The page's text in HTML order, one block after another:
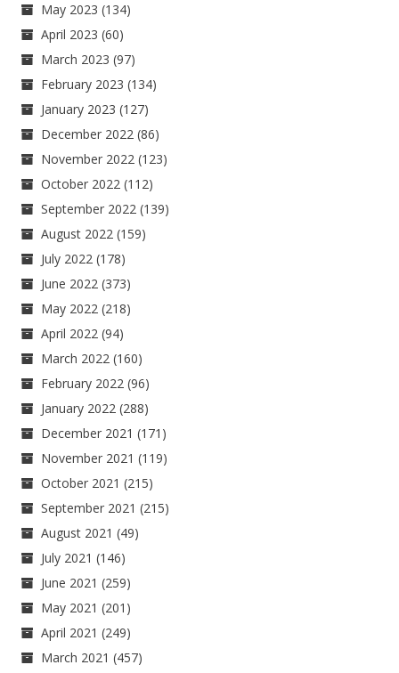
May 2023 (134)
April 2023 (60)
March 2023 (97)
February 2023 (134)
January 2023 (127)
December 2022 (86)
November 2022 (123)
October 2022 (112)
September 2022 (139)
August 2022 (159)
July 2022 (178)
June 2022 (373)
May 2022 (218)
April 2022 (94)
March 2022 (160)
February 2022 (96)
January 2022 (288)
December 2021 (171)
November 2021 (119)
October 2021 (215)
September 2021 (215)
August 2021 (49)
July 2021 (146)
June 2021 (259)
May 2021 (201)
April 2021 (249)
March 2021 (457)